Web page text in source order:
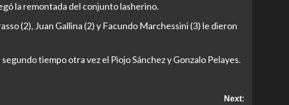
la remontada del conjunto lasherino.
(2), Juan Gallina (2) y Facundo Marchessini (3) le dieron
tiempo otra vez el Piojo Sánchez y Gonzalo Pelayes.
Next: